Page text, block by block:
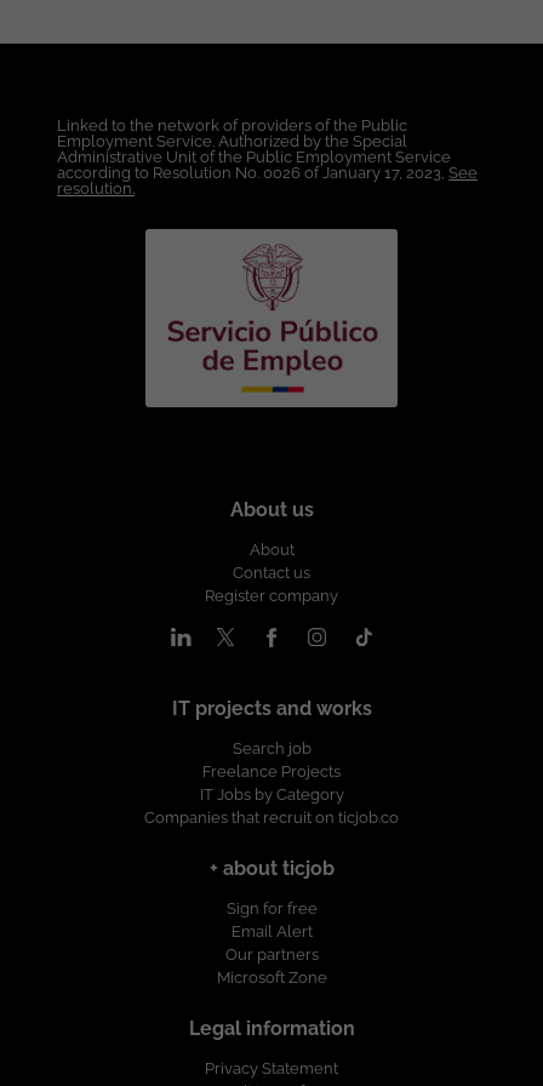
Linked to the network of providers of the Public
Employment Service. Authorized by the Special
Administrative Unit of the Public Employment Service
according to Resolution No. 0026 of January 17, 2023, See
resolution.
About us
About
Contact us
Register company
IT projects and works
Search job
Freelance Projects
IT Jobs by Category
Companies that recruit on ticjob.co
+ about ticjob
Sign for free
Email Alert
Our partners
Microsoft Zone
Legal information
Privacy Statement